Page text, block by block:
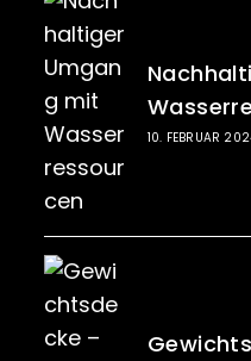
10. FEBRUAR